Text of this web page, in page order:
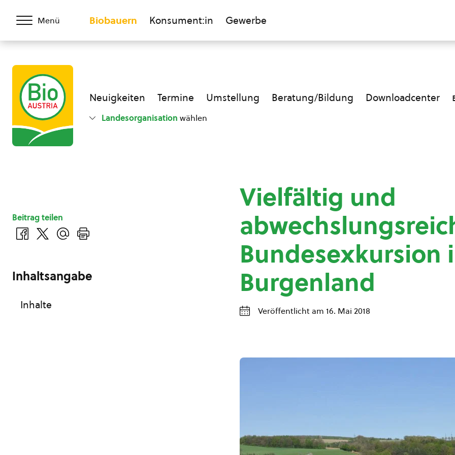
Menü Biobauern Konsument:in Gewerbe
Neuigkeiten Termine Umstellung Beratung/Bildung Downloadcenter
Landesorganisation wählen
Vielfältig und
Bundesexkursion
Burgenland
Veröffentlicht am 16. Mai 2018
Beitrag teilen
Inhaltsangabe
Inhalte